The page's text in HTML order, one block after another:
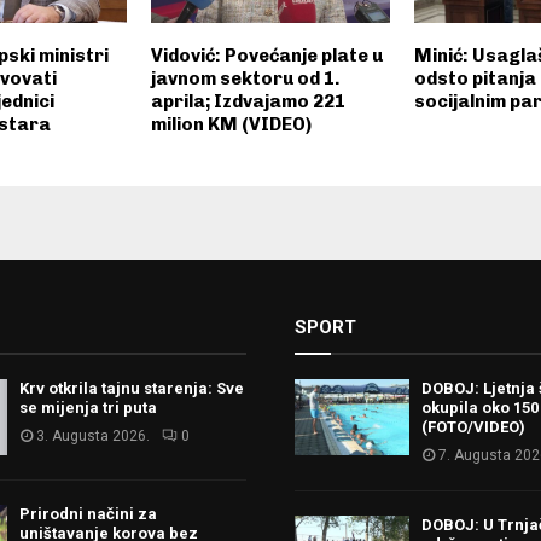
ministri
Vidović: Povećanje plate u
javnom sektoru od 1.
aprila; Izdvajamo 221
milion KM (VIDEO)
Minić:
odsto pitanja
socijalnim
Krv otkrila tajnu starenja: Sve
se mijenja tri puta
3. Augusta 2026. 0
Prirodni načini za
uništavanje korova bez
SPORT
DOBOJ:
okupila oko
(FOTO/VIDEO)
7. Augusta
DOBOJ: U